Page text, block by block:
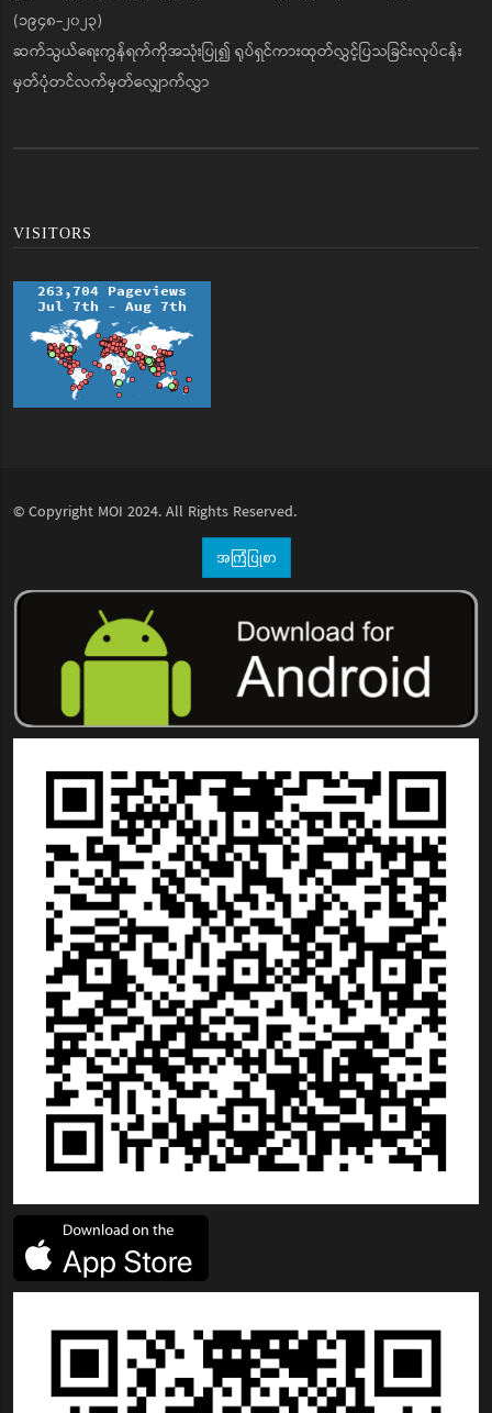
(၁၉၄၈-၂၀၂၃)
ဆက်သွယ်ရေးကွန်ရက်ကိုအသုံးပြု၍ ရုပ်ရှင်ကားထုတ်လွှင့်ပြသခြင်းလုပ်ငန်း
မှတ်ပုံတင်လက်မှတ်လျှောက်လွှာ
VISITORS
© Copyright MOI 2024. All Rights Reserved.
အကြံပြုစာ